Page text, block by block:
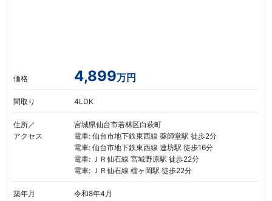
価格 4,899万円
間取り 4LDK
住所／
アクセス
宮城県仙台市若林区白萩町
電車: 仙台市地下鉄東西線 薬師堂駅 徒歩2分
電車: 仙台市地下鉄東西線 連坊駅 徒歩16分
電車: ＪＲ仙石線 宮城野原駅 徒歩22分
電車: ＪＲ仙石線 榴ヶ岡駅 徒歩22分
築年月 令和8年4月